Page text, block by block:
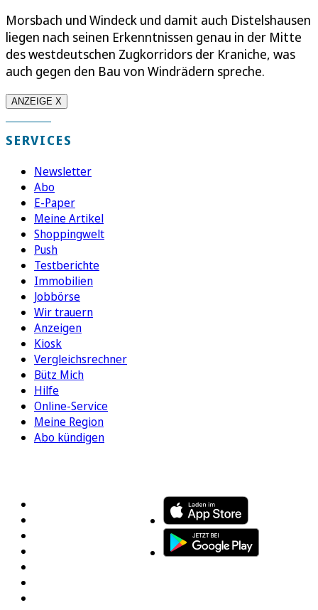
Morsbach und Windeck und damit auch Distelshausen
liegen nach seinen Erkenntnissen genau in der Mitte
des westdeutschen Zugkorridors der Kraniche, was
auch gegen den Bau von Windrädern spreche.
ANZEIGE X
SERVICES
Newsletter
Abo
E-Paper
Meine Artikel
Shoppingwelt
Push
Testberichte
Immobilien
Jobbörse
Wir trauern
Anzeigen
Kiosk
Vergleichsrechner
Bütz Mich
Hilfe
Online-Service
Meine Region
Abo kündigen